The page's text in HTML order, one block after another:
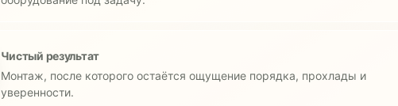
Чистый результат
Монтаж, после которого остаётся ощущение порядка, прохлады и
уверенности.